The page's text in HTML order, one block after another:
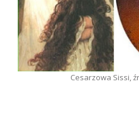
Cesarzowa Sissi,